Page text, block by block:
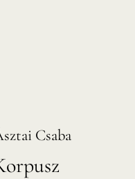
Nemzetközi Művésztelep
Csaba